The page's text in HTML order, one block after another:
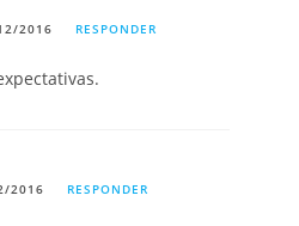
2016 RESPONDER
2016 RESPONDER